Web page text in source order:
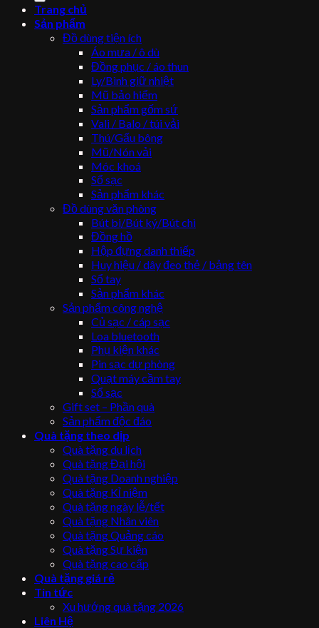
Trang chủ
Sản phẩm
Đồ dùng tiện ích
Áo mưa / ô dù
Đồng phục / áo thun
Ly/Bình giữ nhiệt
Mũ bảo hiểm
Sản phẩm gốm sứ
Vali / Balo / túi vải
Thú/Gấu bông
Mũ/Nón vải
Móc khoá
Sổ sạc
Sản phẩm khác
Đồ dùng văn phòng
Bút bi/Bút ký/Bút chì
Đồng hồ
Hộp đựng danh thiếp
Huy hiệu / dây đeo thẻ / bảng tên
Sổ tay
Sản phẩm khác
Sản phẩm công nghệ
Củ sạc / cáp sạc
Loa bluetooth
Phụ kiện khác
Pin sạc dự phòng
Quạt máy cầm tay
Sổ sạc
Gift set – Phần quà
Sản phẩm độc đáo
Quà tặng theo dịp
Quà tặng du lịch
Quà tặng Đại hội
Quà tặng Doanh nghiệp
Quà tặng Kỉ niệm
Quà tặng ngày lễ/tết
Quà tặng Nhân viên
Quà tặng Quảng cáo
Quà tặng Sự kiện
Quà tặng cao cấp
Quà tặng giá rẻ
Tin tức
Xu hướng quà tặng 2026
Liên Hệ